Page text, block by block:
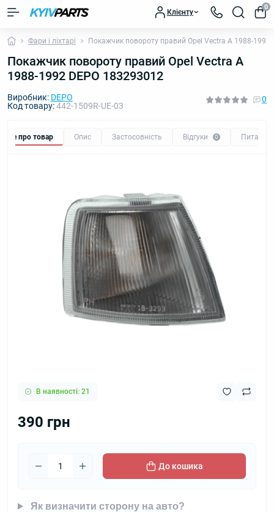
Клієнту
0
Фари і ліхтарі Покажчик повороту правий Opel Vectra A 1988-1992
Покажчик повороту правий Opel Vectra A
1988-1992 DEPO 183293012
Виробник: DEPO
Код товару:442-1509R-UE-03
0
Все про товар Опис Застосовність Відгуки 0 Питання
В наявності: 21
390 грн
До кошика
Як визначити сторону на авто?